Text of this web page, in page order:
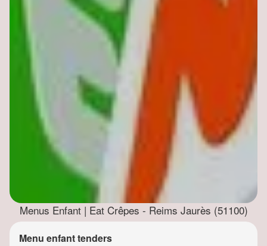
Menus Enfant | Eat Crêpes - Reims Jaurès (51100)
Menu enfant tenders